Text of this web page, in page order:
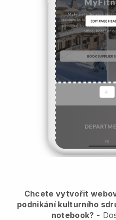
Chcete vytvořit
podnikání kulturního
notebook? -